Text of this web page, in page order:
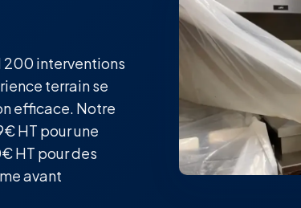
200 interventions
terrain se
efficace. Notre
HT pour une
HT pour des
avant